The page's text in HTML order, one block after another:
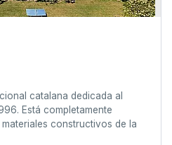
catalana dedicada al
Está completamente
constructivos de la